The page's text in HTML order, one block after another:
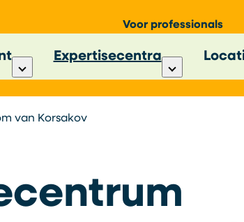
Voor professionals
Expertisecentra
van Korsakov